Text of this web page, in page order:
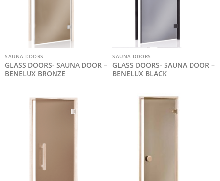
SAUNA DOORS
GLASS DOORS- SAUNA DOOR –
BENELUX BRONZE
SAUNA DOORS
GLASS DOORS- SAUNA DOOR –
BENELUX BLACK